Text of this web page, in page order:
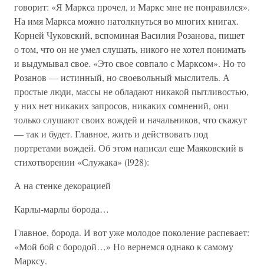
говорит: «Я Маркса прочел, и Маркс мне не понравился».
На имя Маркса можно натолкнуться во многих книгах.
Корней Чуковский, вспоминая Василия Розанова, пишет
о том, что он не умел слушать, никого не хотел понимать
и выдумывал свое. «Это свое совпало с Марксом». Но то
Розанов — истинный, но своевольный мыслитель. А
простые люди, массы не обладают никакой пытливостью,
у них нет никаких запросов, никаких сомнений, они
только слушают своих вождей и начальников, что скажут
— так и будет. Главное, жить и действовать под
портретами вождей. Об этом написал еще Маяковский в
стихотворении «Служака» (l928):
А на стенке декорацией
Карлы-марлы борода…
Главное, борода. И вот уже молодое поколение распевает:
«Мой бой с бородой…» Но вернемся однако к самому
Марксу.